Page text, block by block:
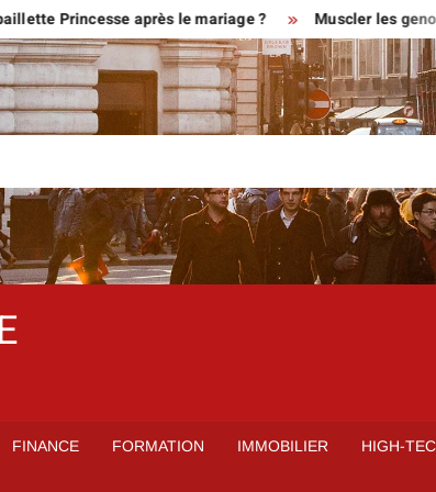
après le mariage ? Muscler les genoux :
FINANCE FORMATION IMMOBILIER HIGH-